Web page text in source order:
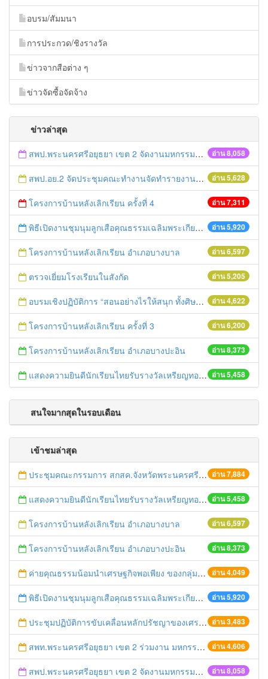
อบรม/สัมมนา
การประกวด/ชิงรางวัล
ข่าวจากสือต่าง ๆ
ข่าวจัดซื้อจัดจ้าง
ข่าวล่าสุด
อ่าน 8,058
สพป.พระนครศรีอยุธยา เขต 2 จัดงานมหกรรมการศึกษาอยุธยาสู่อาเซียน
อ่าน 5,628
สพป.อย.2 จัดประชุมคณะทำงานจัดทำรายงานและติดตามประเมินผลการควบคุมภายใน
อ่าน 7,311
โครงการบ้านหลังเลิกเรียน ครั้งที่ 4
อ่าน 5,920
พิธีเปิดงานชุมนุมลูกเสือคุณธรรมเฉลิมพระเกียรติองค์พระประมุข ครั้งที่ ๔
อ่าน 6,597
โครงการบ้านหลังเลิกเรียน อำเภอบางบาล
อ่าน 5,205
ตรวจเยี่ยมโรงเรียนในสังกัด
อ่าน 4,622
อบรมเชิงปฏิบัติการ “สอนอย่างไรให้สนุก ทั้งศิษย์และครูประทับใจ”
อ่าน 6,200
โครงการบ้านหลังเลิกเรียน ครั้งที่ 3
อ่าน 8,373
โครงการบ้านหลังเลิกเรียน อำเภอบางปะอิน
อ่าน 5,458
แสดงความยินดีนักเรียนไทยรับรางวัลเหรียญทองการแข่งขันคณิตศาสตร์โลก
สนใจมากสุดในรอบเดือน
เข้าชมล่าสุด
อ่าน 7,884
ประชุมคณะกรรมการ สกสค.จังหวัดพระนครศรีอยุธยา
อ่าน 5,458
แสดงความยินดีนักเรียนไทยรับรางวัลเหรียญทองการแข่งขันคณิตศาสตร์โลก
อ่าน 6,597
โครงการบ้านหลังเลิกเรียน อำเภอบางบาล
อ่าน 8,373
โครงการบ้านหลังเลิกเรียน อำเภอบางปะอิน
อ่าน 4,049
ค่ายคุณธรรมน้อมนำเศรษฐกิจพอเพียง ของกลุ่มโรงเรียนมงคลพัฒนา
อ่าน 5,920
พิธีเปิดงานชุมนุมลูกเสือคุณธรรมเฉลิมพระเกียรติองค์พระประมุข ครั้งที่ ๔
อ่าน 3,483
ประชุมปฏิบัติการขับเคลื่อนหลักปรัชญาของเศรษฐกิจพอเพียงสู่สถานศึกษา
อ่าน 4,606
สพท.พระนครศรีอยุธยา เขต 2 ร่วมงาน มหกรรมสุดยอดส้วมกรุงศรี ปี 2009
อ่าน 8,058
สพป.พระนครศรีอยุธยา เขต 2 จัดงานมหกรรมการศึกษาอยุธยาสู่อาเซียน